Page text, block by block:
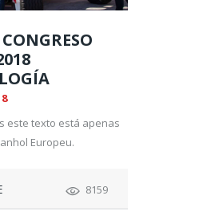
este texto está apenas
Europeu.
8159